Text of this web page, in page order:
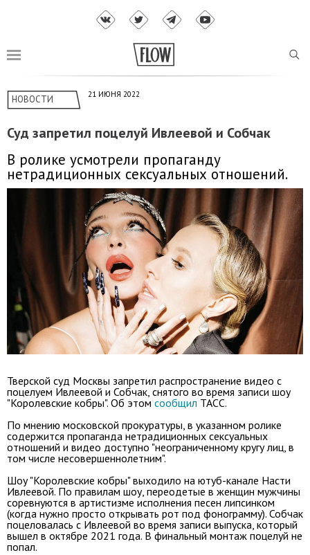
НОВОСТИ 21 ИЮНЯ 2022
Суд запретил поцелуй Ивлеевой и Собчак
В ролике усмотрели пропаганду
нетрадиционных сексуальных отношений.
Тверской суд Москвы запретил распространение видео с
поцелуем Ивлеевой и Собчак, снятого во время записи шоу
"Королевские кобры". Об этом сообщил ТАСС.
По мнению московской прокуратуры, в указанном ролике
содержится пропаганда нетрадиционных сексуальных
отношений и видео доступно "неограниченному кругу лиц, в
том числе несовершеннолетним".
Шоу "Королевские кобры" выходило на ютуб-канале Насти
Ивлеевой. По правилам шоу, переодетые в женщин мужчины
соревнуются в артистизме исполнения песен липсинком
(когда нужно просто открывать рот под фонограмму). Собчак
поцеловалась с Ивлеевой во время записи выпуска, который
вышел в октябре 2021 года. В финальный монтаж поцелуй не
попал.